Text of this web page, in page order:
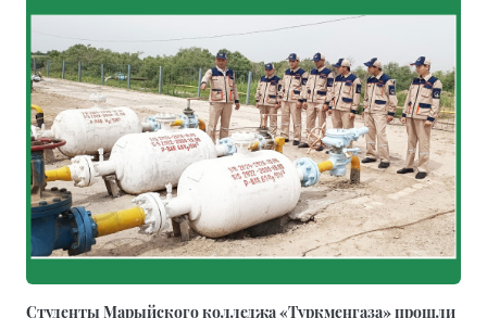
Студенты Марыйского колледжа «Туркменгаза» прошли